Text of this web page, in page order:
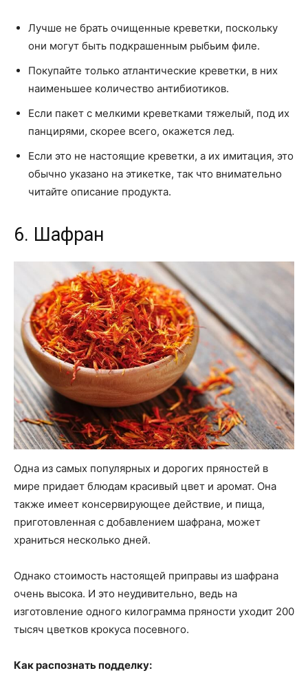
Лучше не брать очищенные креветки, поскольку
они могут быть подкрашенным рыбьим филе.
Покупайте только атлантические креветки, в них
наименьшее количество антибиотиков.
Если пакет с мелкими креветками тяжелый, под их
панцирями, скорее всего, окажется лед.
Если это не настоящие креветки, а их имитация, это
обычно указано на этикетке, так что внимательно
читайте описание продукта.
6. Шафран
Одна из самых популярных и дорогих пряностей в
мире придает блюдам красивый цвет и аромат. Она
также имеет консервирующее действие, и пища,
приготовленная с добавлением шафрана, может
храниться несколько дней.
Однако стоимость настоящей приправы из шафрана
очень высока. И это неудивительно, ведь на
изготовление одного килограмма пряности уходит 200
тысяч цветков крокуса посевного.
Как распознать подделку: